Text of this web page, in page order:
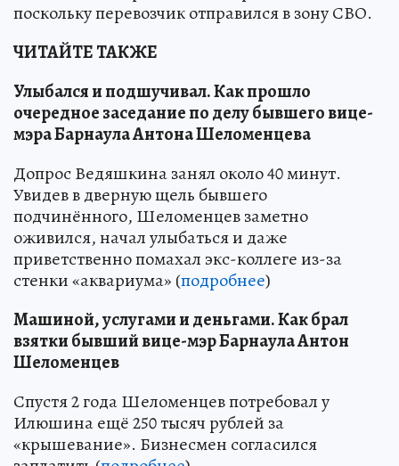
поскольку перевозчик отправился в зону СВО.
ЧИТАЙТЕ ТАКЖЕ
Улыбался и подшучивал. Как прошло
очередное заседание по делу бывшего вице-
мэра Барнаула Антона Шеломенцева
Допрос Ведяшкина занял около 40 минут.
Увидев в дверную щель бывшего
подчинённого, Шеломенцев заметно
оживился, начал улыбаться и даже
приветственно помахал экс-коллеге из-за
стенки «аквариума» (подробнее)
Машиной, услугами и деньгами. Как брал
взятки бывший вице-мэр Барнаула Антон
Шеломенцев
Спустя 2 года Шеломенцев потребовал у
Илюшина ещё 250 тысяч рублей за
«крышевание». Бизнесмен согласился